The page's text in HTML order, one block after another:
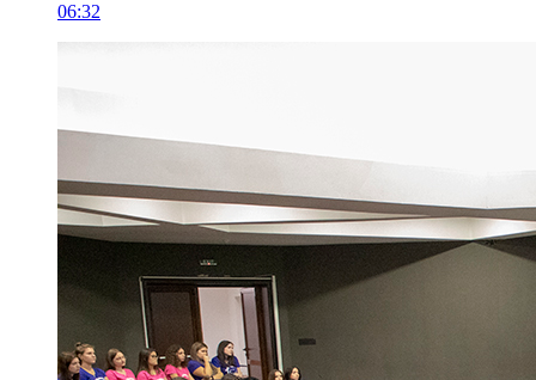
06:32